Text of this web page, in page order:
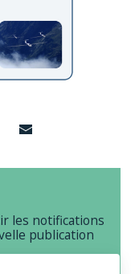
les notifications
publication